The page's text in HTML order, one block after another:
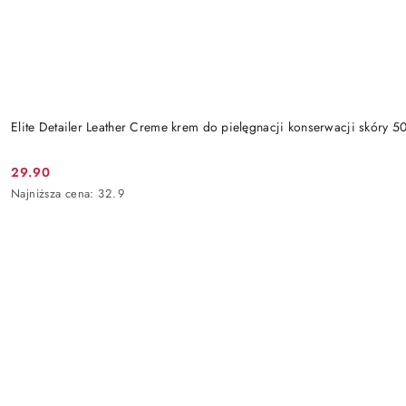
Elite Detailer Leather Creme krem do pielęgnacji konserwacji skóry
Cena
promocyjna:
29.90
Najniższa
Najniższa cena: 32.9